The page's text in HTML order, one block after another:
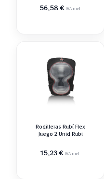
Resistente
56,58€ IVA incl.
Rodilleras Rubí Flex
Juego 2 Unid Rubi
15,23€ IVA incl.